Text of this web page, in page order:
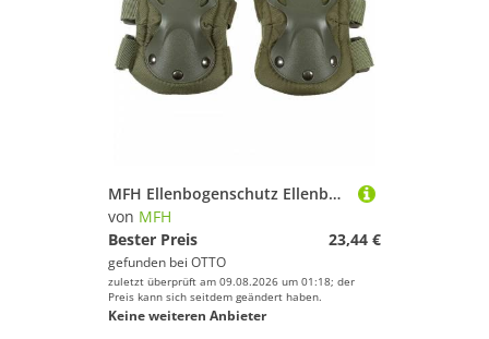
MFH Ellenbogenschutz Ellenbogenschützer 'Defence' schwarz, 4044633112347
von MFH
Bester Preis
23,44 €
gefunden bei OTTO
zuletzt überprüft am 09.08.2026 um 01:18; der
Preis kann sich seitdem geändert haben.
Keine weiteren Anbieter